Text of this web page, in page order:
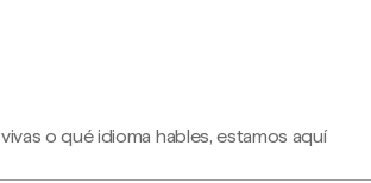
o qué idioma hables, estamos aquí